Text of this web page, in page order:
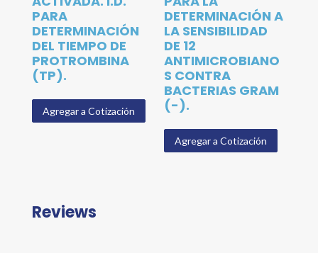
PARA
DETERMINACIÓN
DEL TIEMPO DE
PROTROMBINA
(TP).
Agregar a Cotización
DETERMINACIÓN A
LA SENSIBILIDAD
DE 12
ANTIMICROBIANO
S CONTRA
BACTERIAS GRAM
(-).
Agregar a Cotización
Reviews